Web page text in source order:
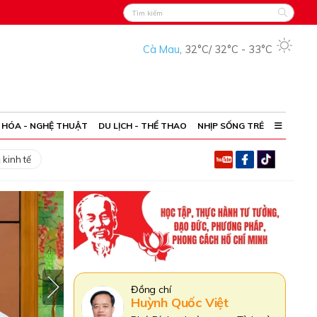
Cà Mau, 32°C/ 32°C - 33°C
- NGHỆ THUẬT DU LỊCH - THỂ THAO NHỊP SỐNG TRẺ
kinh tế
Đồng chí
Huỳnh Quốc Việt